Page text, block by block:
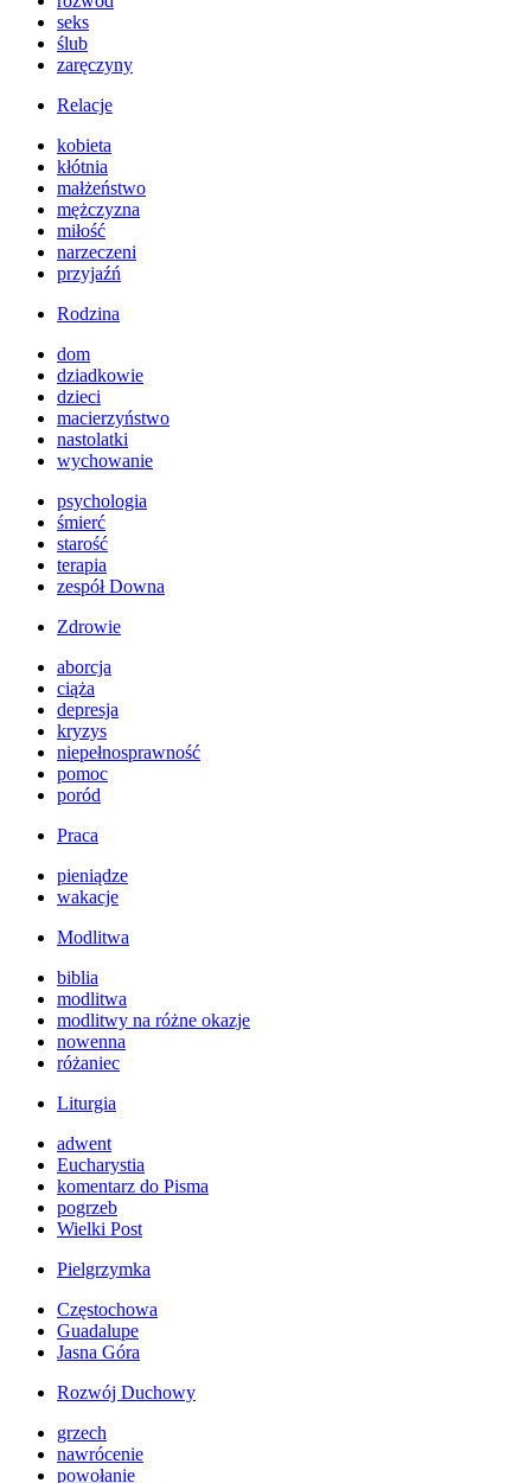
seks
ślub
zaręczyny
Relacje
kobieta
kłótnia
małżeństwo
mężczyzna
miłość
narzeczeni
przyjaźń
Rodzina
dom
dziadkowie
dzieci
macierzyństwo
nastolatki
wychowanie
psychologia
śmierć
starość
terapia
zespół Downa
Zdrowie
aborcja
ciąża
depresja
kryzys
niepełnosprawność
pomoc
poród
Praca
pieniądze
wakacje
Modlitwa
biblia
modlitwa
modlitwy na różne okazje
nowenna
różaniec
Liturgia
adwent
Eucharystia
komentarz do Pisma
pogrzeb
Wielki Post
Pielgrzymka
Częstochowa
Guadalupe
Jasna Góra
Rozwój Duchowy
grzech
nawrócenie
powołanie